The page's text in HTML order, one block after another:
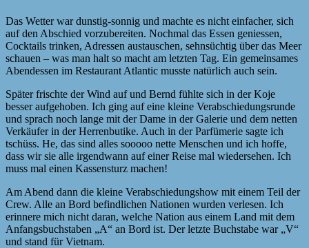
Das Wetter war dunstig-sonnig und machte es nicht einfacher, sich
auf den Abschied vorzubereiten. Nochmal das Essen geniessen,
Cocktails trinken, Adressen austauschen, sehnsüchtig über das Meer
schauen – was man halt so macht am letzten Tag. Ein gemeinsames
Abendessen im Restaurant Atlantic musste natürlich auch sein.
Später frischte der Wind auf und Bernd fühlte sich in der Koje
besser aufgehoben. Ich ging auf eine kleine Verabschiedungsrunde
und sprach noch lange mit der Dame in der Galerie und dem netten
Verkäufer in der Herrenbutike. Auch in der Parfümerie sagte ich
tschüss. He, das sind alles sooooo nette Menschen und ich hoffe,
dass wir sie alle irgendwann auf einer Reise mal wiedersehen. Ich
muss mal einen Kassensturz machen!
Am Abend dann die kleine Verabschiedungshow mit einem Teil der
Crew. Alle an Bord befindlichen Nationen wurden verlesen. Ich
erinnere mich nicht daran, welche Nation aus einem Land mit dem
Anfangsbuchstaben „A“ an Bord ist. Der letzte Buchstabe war „V“
und stand für Vietnam.